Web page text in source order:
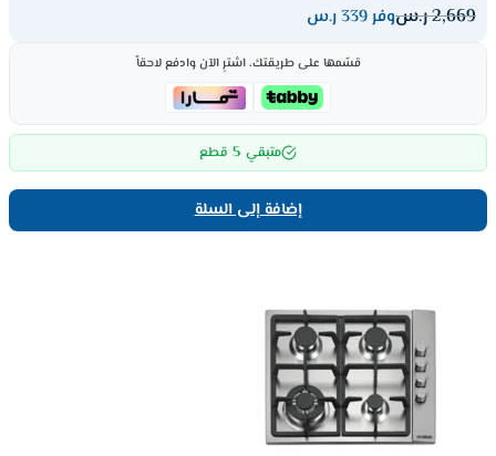
2,669ر.سوفر 339 ر.س
قسّمها على طريقتك، اشترِ الآن وادفع لاحقاً
متبقي 5 قطع
إضافة إلى السلة